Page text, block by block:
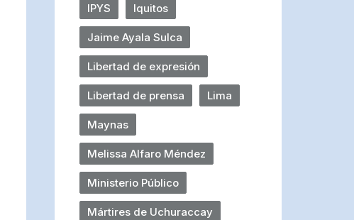
IPYS Iquitos
Jaime Ayala Sulca
Libertad de expresión
Libertad de prensa Lima
Maynas
Melissa Alfaro Méndez
Ministerio Público
Mártires de Uchuraccay